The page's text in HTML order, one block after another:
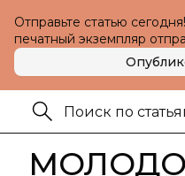
Отправьте статью
печатный экземпляр